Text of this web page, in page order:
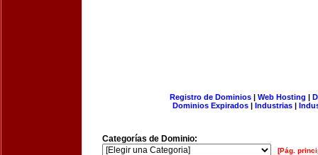
Registro de Dominios| Web Hosting |
Dominios Expirados | Industrias |
Categorías de Dominio:
[Pág.